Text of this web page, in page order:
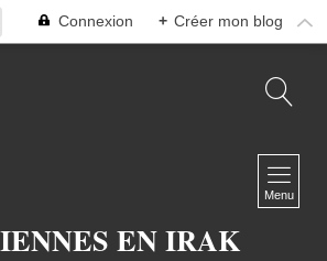
Connexion + Créer mon blog
Menu
EN IRAK